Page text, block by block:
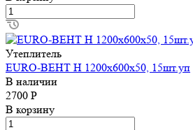
Утеплитель
EURO-ВЕНТ Н 1200х600х50, 15шт.уп
В наличии
2700 Р
В корзину